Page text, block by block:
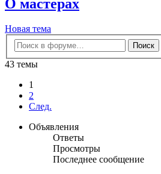
О мастерах
Новая тема
Поиск
43 темы
1
2
След.
Объявления
Ответы
Просмотры
Последнее сообщение